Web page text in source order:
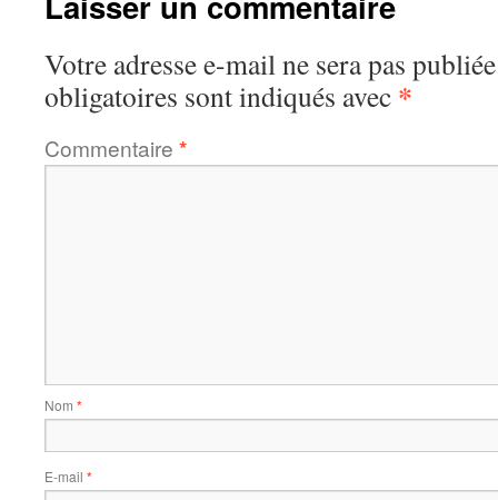
Votre adresse e-mail ne sera pas
obligatoires sont indiqués avec *
Commentaire *
Nom *
E-mail *